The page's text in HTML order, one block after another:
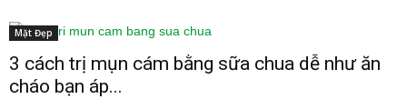
Mặt Đẹp
3 cách trị mụn cám bằng sữa chua dễ như ăn
cháo bạn áp...